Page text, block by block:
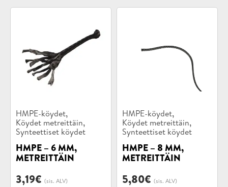
Tuotekategoriat:
HMPE-köydet,
Köydet metreittäin,
Synteettiset köydet
HMPE – 6 MM,
METREITTÄIN
3,19€ (sis. ALV)
Tuotekategoriat:
HMPE-köydet,
Köydet metreittäin,
Synteettiset köydet
HMPE – 8 MM,
METREITTÄIN
5,80€ (sis. ALV)